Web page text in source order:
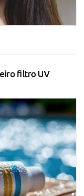
filtro UV